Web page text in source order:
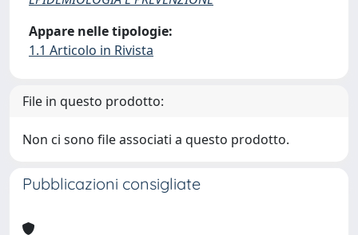
Appare nelle tipologie:
1.1 Articolo in Rivista
File in questo prodotto:
Non ci sono file associati a questo prodotto.
Pubblicazioni consigliate